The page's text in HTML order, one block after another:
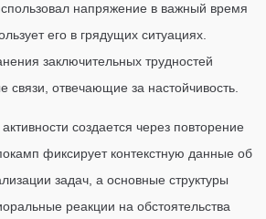
напряжение в важный время
его в грядущих ситуациях.
заключительных трудностей
связи, отвечающие за настойчивость.
создается через повторение
фиксирует контекстную данные об
задач, а основные структуры
реакции на обстоятельства